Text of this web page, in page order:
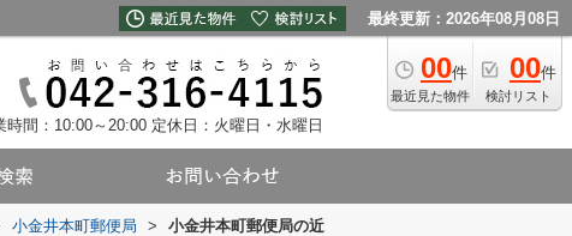
最終更新：2026年08月08日
00件
最近見た物件
00件
検討リスト
時間：10:00～20:00 定休日：火曜日・水曜日
小金井本町郵便局 >
小金井本町郵便局の近